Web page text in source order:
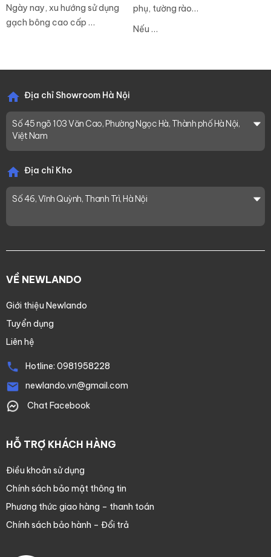
Ngày nay, xu hướng sử dụng
gạch bông cao cấp …
phụ, tường rào…
Nếu …
Địa chỉ Showroom Hà Nội
Số 45 ngõ 103 Văn Cao, Phường Ngọc Hà, Thành phố Hà Nội,
Việt Nam
Địa chỉ Kho
Số 46, Vĩnh Quỳnh, Thanh Trì, Hà Nội
VỀ NEWLANDO
Giới thiệu Newlando
Tuyển dụng
Liên hệ
Hotline: 0981958228
newlando.vn@gmail.com
Chat Facebook
HỖ TRỢ KHÁCH HÀNG
Điều khoản sử dụng
Chính sách bảo mật thông tin
Phương thức giao hàng – thanh toán
Chính sách bảo hành – Đổi trả